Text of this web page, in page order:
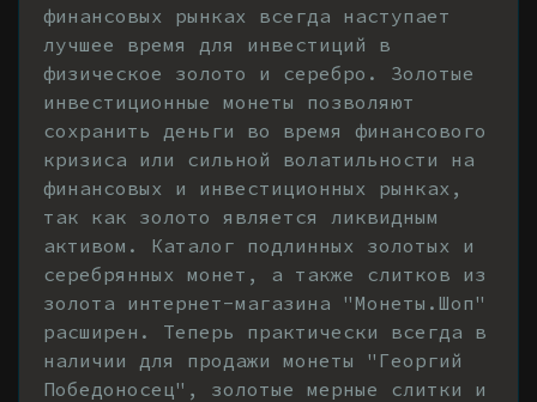
финансовых рынках всегда наступает
лучшее время для инвестиций в
физическое золото и серебро. Золотые
инвестиционные монеты позволяют
сохранить деньги во время финансового
кризиса или сильной волатильности на
финансовых и инвестиционных рынках,
так как золото является ликвидным
активом. Каталог подлинных золотых и
серебрянных монет, а также слитков из
золота интернет-магазина "Монеты.Шоп"
расширен. Теперь практически всегда в
наличии для продажи монеты "Георгий
Победоносец", золотые мерные слитки и